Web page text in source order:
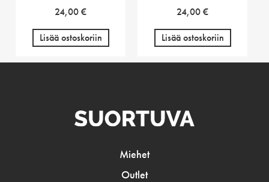
24,00€
Lisää ostoskoriin
24,00€
Lisää ostoskoriin
Miehet
Outlet